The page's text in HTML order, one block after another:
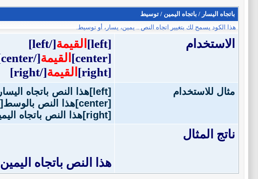
باتجاه اليسار / باتجاه اليمين / توسيط
هذا الكود يسمح لك بتغيير اتجاه النص .. يمين، يسار، أو توسيط.
الاستخدام [left] القيمة[/left]
[center]
القيمة[/center]
[right]
القيمة[/right]
مثال للاستخدام
[left]هذا النص باتجاه اليسار[/left]
[center]هذا النص بالوسط[/center]
[right]هذا النص باتجاه اليمين[/right]
ناتج المثال
هذا النص باتجاه اليمين